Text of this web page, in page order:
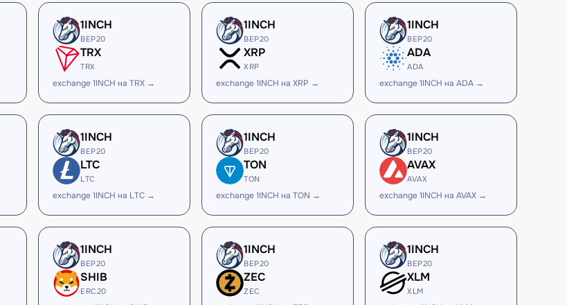
1INCH
BEP20
TRX
TRX
exchange 1INCH на TRX →
1INCH
BEP20
XRP
XRP
exchange 1INCH на XRP →
1INCH
BEP20
ADA
ADA
exchange 1INCH на ADA →
1INCH
BEP20
LTC
LTC
exchange 1INCH на LTC →
1INCH
BEP20
TON
TON
exchange 1INCH на TON →
1INCH
BEP20
AVAX
AVAX
exchange 1INCH на AVAX →
1INCH
BEP20
SHIB
ERC20
1INCH
BEP20
ZEC
ZEC
1INCH
BEP20
XLM
XLM